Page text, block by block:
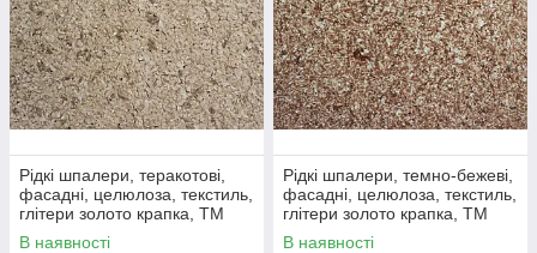
Рідкі шпалери, теракотові,
фасадні, целюлоза, текстиль,
глітери золото крапка, ТМ
"Макс-Колор", Тип Ф/9
В наявності
Рідкі шпалери, темно-бежеві,
фасадні, целюлоза, текстиль,
глітери золото крапка, ТМ
"Макс-Колор", Тип Ф/10
В наявності